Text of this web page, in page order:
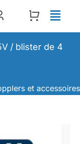
/ blister de 4
et accessoires